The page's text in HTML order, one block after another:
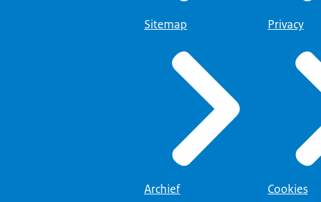
Sitemap
Archief
Privacy
Cookies